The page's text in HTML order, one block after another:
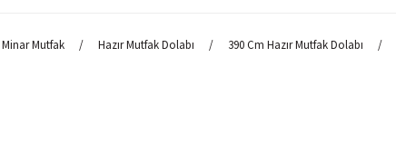
Minar Mutfak Hazır Mutfak Dolabı 390 Cm Hazır Mutfak Dolabı